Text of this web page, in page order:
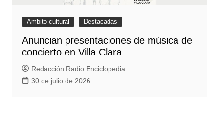
Ámbito cultural Destacadas
Anuncian presentaciones de música de
concierto en Villa Clara
Redacción Radio Enciclopedia
30 de julio de 2026